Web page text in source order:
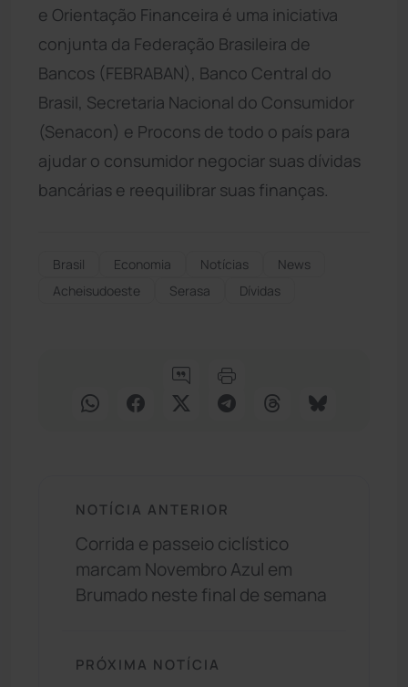
e Orientação Financeira é uma iniciativa
conjunta da Federação Brasileira de
Bancos (FEBRABAN), Banco Central do
Brasil, Secretaria Nacional do Consumidor
(Senacon) e Procons de todo o país para
ajudar o consumidor negociar suas dívidas
bancárias e reequilibrar suas finanças.
Brasil Economia Notícias
News
Acheisudoeste
Serasa Dívidas
NOTÍCIA ANTERIOR
Corrida e passeio ciclístico
marcam Novembro Azul em
Brumado neste final de semana
PRÓXIMA NOTÍCIA